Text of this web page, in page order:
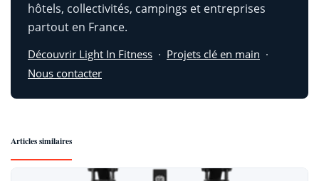
hôtels, collectivités, campings et entreprises
partout en France.
Découvrir Light In Fitness · Projets clé en main ·
Nous contacter
Articles similaires